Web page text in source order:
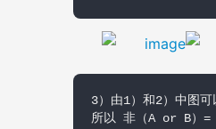
3）由1）和2）中图
所以 非（A or B）